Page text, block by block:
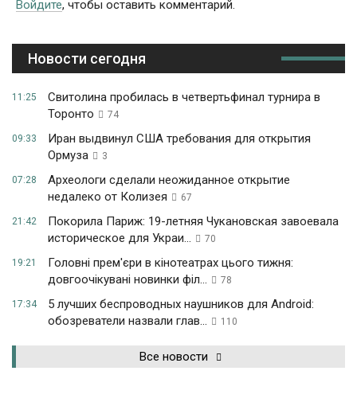
Войдите, чтобы оставить комментарий.
Новости сегодня
11:25
Свитолина пробилась в четвертьфинал турнира в
Торонто
74
09:33
Иран выдвинул США требования для открытия
Ормуза
3
07:28
Археологи сделали неожиданное открытие
недалеко от Колизея
67
21:42
Покорила Париж: 19-летняя Чукановская завоевала
историческое для Украи...
70
19:21
Головні прем'єри в кінотеатрах цього тижня:
довгоочікувані новинки філ...
78
17:34
5 лучших беспроводных наушников для Android:
обозреватели назвали глав...
110
Все новости